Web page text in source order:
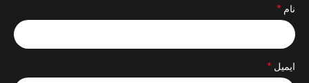
نام *
ایمیل *